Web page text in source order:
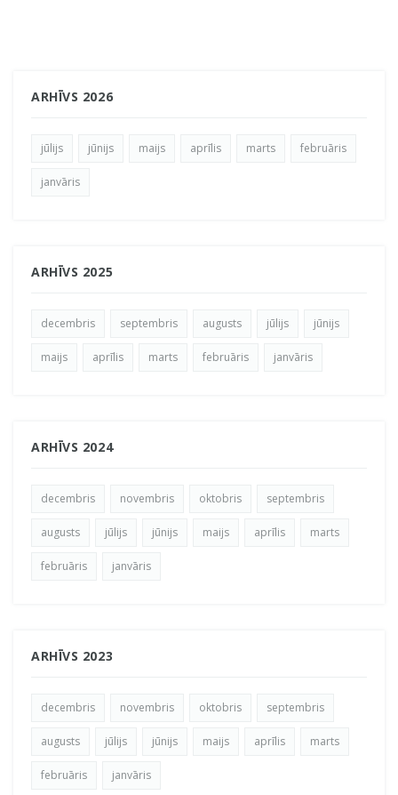
ARHĪVS 2026
jūlijs jūnijs maijs aprīlis marts februāris
janvāris
ARHĪVS 2025
decembris septembris augusts jūlijs jūnijs
maijs aprīlis marts februāris janvāris
ARHĪVS 2024
decembris novembris oktobris septembris
augusts jūlijs jūnijs maijs aprīlis marts
februāris janvāris
ARHĪVS 2023
decembris novembris oktobris septembris
augusts jūlijs jūnijs maijs aprīlis marts
februāris janvāris